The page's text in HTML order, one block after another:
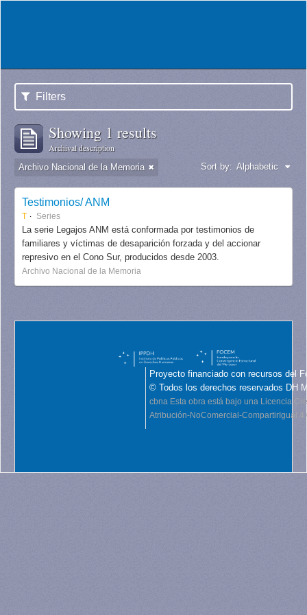
Filters
Showing 1 results
Archival description
Archivo Nacional de la Memoria Sort by: Alphabetic
Testimonios/ ANM
T Series
La serie Legajos ANM está conformada por testimonios de
familiares y víctimas de desaparición forzada y del accionar
represivo en el Cono Sur, producidos desde 2003.
Archivo Nacional de la Memoria
Proyecto financiado con recursos del
© Todos los derechos reservados DH
cbna Esta obra está bajo una Licencia
Atribución-NoComercial-CompartirIgual